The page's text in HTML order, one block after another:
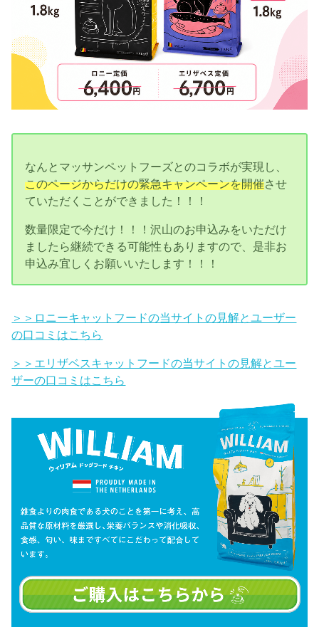
なんとマッサンペットフーズとのコラボが実現し、
このページからだけの緊急キャンペーンを開催させ
ていただくことができました！！！
数量限定で今だけ！！！沢山のお申込みをいただけ
ましたら継続できる可能性もありますので、是非お
申込み宜しくお願いいたします！！！
＞＞ロニーキャットフードの当サイトの見解とユーザー
の口コミはこちら
＞＞エリザベスキャットフードの当サイトの見解とユー
ザーの口コミはこちら